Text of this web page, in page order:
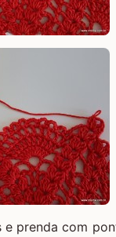
prenda com